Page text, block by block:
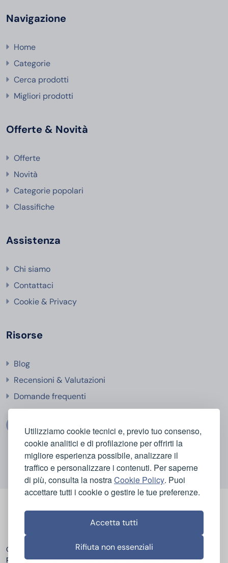
Utilizziamo cookie tecnici e, previo tuo consenso,
cookie analitici e di profilazione per offrirti la
migliore esperienza possibile, analizzare il
traffico e personalizzare i contenuti. Per saperne
di più, consulta la nostraCookie Policy. Puoi
accettare tutti i cookie o gestire le tue preferenze.
Accetta tutti
Rifiuta non essenziali
Navigazione
Home
Categorie
Cerca prodotti
Migliori prodotti
Offerte & Novità
Offerte
Novità
Categorie popolari
Classifiche
Assistenza
Chi siamo
Contattaci
Cookie & Privacy
Risorse
Blog
Recensioni & Valutazioni
Domande frequenti
Categorie
popolari
Casa e Igiene
Bellezza e Cura del Corpo
Elettrodomestici
Sport e Tempo Libero